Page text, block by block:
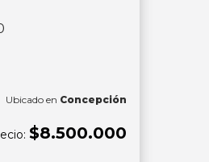
Ubicado en Concepción
$8.500.000